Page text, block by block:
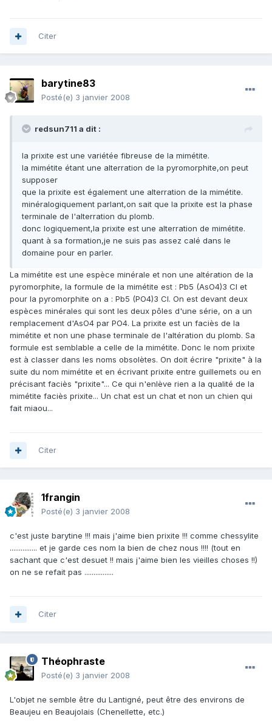
Citer
barytine83
Posté(e) 3 janvier 2008
redsun711 a dit :
la prixite est une variétée fibreuse de la mimétite.
la mimétite étant une alterration de la pyromorphite,on peut
supposer
que la prixite est également une alterration de la mimétite.
minéralogiquement parlant,on sait que la prixite est la phase
terminale de l'alterration du plomb.
donc logiquement,la prixite est une alterration de mimétite.
quant à sa formation,je ne suis pas assez calé dans le
domaine pour en parler.
La mimétite est une espèce minérale et non une altération de la
pyromorphite, la formule de la mimétite est : Pb5 (AsO4)3 Cl et
pour la pyromorphite on a : Pb5 (PO4)3 Cl. On est devant deux
espèces minérales qui sont les deux pôles d'une série, on a un
remplacement d'AsO4 par PO4. La prixite est un faciès de la
mimétite et non une phase terminale de l'altération du plomb. Sa
formule est semblable a celle de la mimétite. Donc le nom prixite
est à classer dans les noms obsolètes. On doit écrire "prixite" à la
suite du nom mimétite et en écrivant prixite entre guillemets ou en
précisant faciès "prixite"... Ce qui n'enlève rien a la qualité de la
mimétite faciès prixite... Un chat est un chat et non un chien qui
fait miaou...
Citer
1frangin
Posté(e) 3 janvier 2008
c'est juste barytine !!! mais j'aime bien prixite !!! comme chessylite
............... et je garde ces nom la bien de chez nous !!!! (tout en
sachant que c'est desuet !! mais j'aime bien les vieilles choses !!)
on ne se refait pas ................
Citer
Théophraste
Posté(e) 3 janvier 2008
L'objet ne semble être du Lantigné, peut être des environs de
Beaujeu en Beaujolais (Chenellette, etc.)